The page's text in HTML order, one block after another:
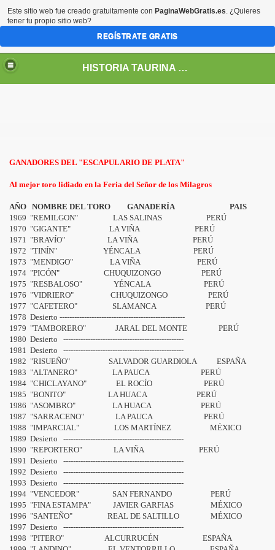
HISTORIA TAURINA DEL PERÚ
GANADORES DEL "ESCAPULARIO DE PLATA"
Al mejor toro lidiado en la Feria del Señor de los Milagros
AÑO NOMBRE DEL TORO GANADERÍA PAIS
1969 "REMILGON" LAS SALINAS PERÚ
1970 "GIGANTE" LA VIÑA PERÚ
1971 "BRAVÍO" LA VIÑA PERÚ
1972 "TINÍN" YÉNCALA PERÚ
1973 "MENDIGO" LA VIÑA PERÚ
1974 "PICÓN" CHUQUIZONGO PERÚ
1975 "RESBALOSO" YÉNCALA PERÚ
1976 "VIDRIERO" CHUQUIZONGO PERÚ
1977 "CAFETERO" SLAMANCA PERÚ
1978 Desierto ---------------------------------------------------
1979 "TAMBORERO" JARAL DEL MONTE PERÚ
1980 Desierto -------------------------------------------------
1981 Desierto -------------------------------------------------
1982 "RISUEÑO" SALVADOR GUARDIOLA ESPAÑA
1983 "ALTANERO" LA PAUCA PERÚ
1984 "CHICLAYANO" EL ROCÍO PERÚ
1985 "BONITO" LA HUACA PERÚ
1986 "ASOMBRO" LA HUACA PERÚ
1987 "SARRACENO" LA PAUCA PERÚ
1988 "IMPARCIAL" LOS MARTÍNEZ MÉXICO
1989 Desierto -------------------------------------------------
1990 "REPORTERO" LA VIÑA PERÚ
1991 Desierto -------------------------------------------------
1992 Desierto -------------------------------------------------
1993 Desierto -------------------------------------------------
1994 "VENCEDOR" SAN FERNANDO PERÚ
1995 "FINA ESTAMPA" JAVIER GARFIAS MÉXICO
1996 "SANTEÑO" REAL DE SALTILLO MÉXICO
1997 Desierto -------------------------------------------------
1998 "PITERO" ALCURRUCÉN ESPAÑA
de Chacra Ríos
de Toros de Acho
peruanos
en la Fiesta Brava
del Rímac
de Chota
de los Milagros
Señor de los Milagros
- Perú Taurino 2009
con Caballos - Perú Taurino 2009
Caballos - Perú Taurino 2009
Rejoneadores y Aficionados
Este sitio web fue creado gratuitamente con PaginaWebGratis.es. ¿Quieres
tener tu propio sitio web?
REGÍSTRATE GRATIS